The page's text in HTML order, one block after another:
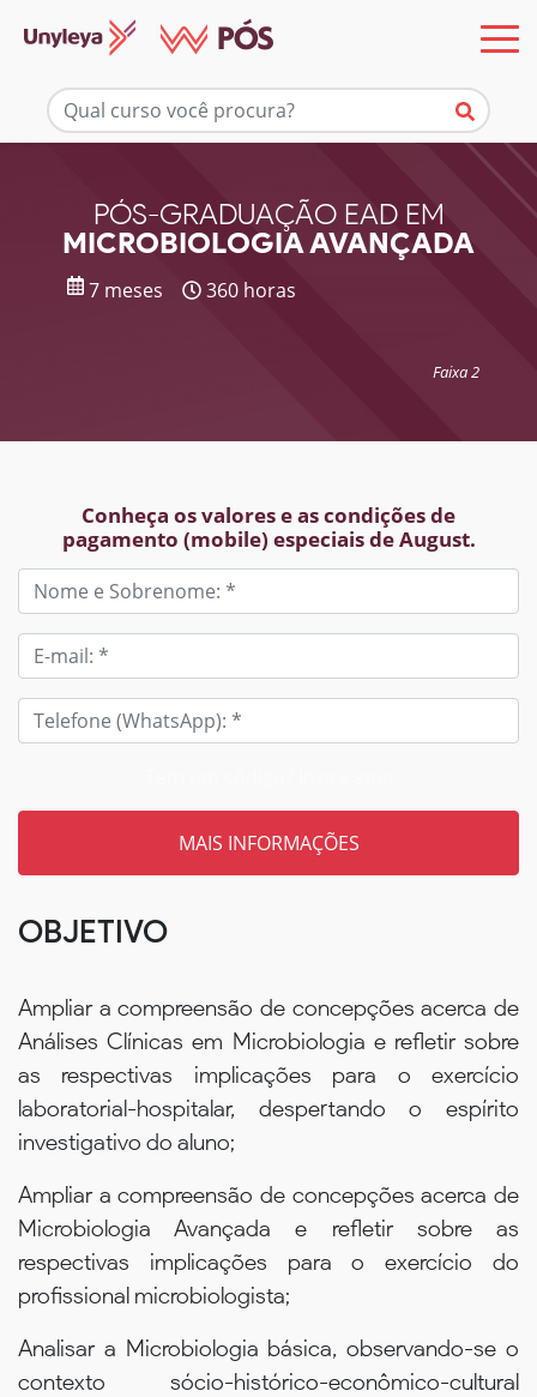
PÓS-GRADUAÇÃO EAD EM
MICROBIOLOGIA AVANÇADA
7 meses 360 horas
Faixa 2
Conheça os valores e as condições de
pagamento (mobile) especiais de August.
Mais informações
OBJETIVO
Ampliar a compreensão de concepções acerca de
Análises Clínicas em Microbiologia e refletir sobre
as respectivas implicações para o exercício
laboratorial-hospitalar, despertando o espírito
investigativo do aluno;
Ampliar a compreensão de concepções acerca de
Microbiologia Avançada e refletir sobre as
respectivas implicações para o exercício do
profissional microbiologista;
Analisar a Microbiologia básica, observando-se o
contexto sócio-histórico-econômico-cultural